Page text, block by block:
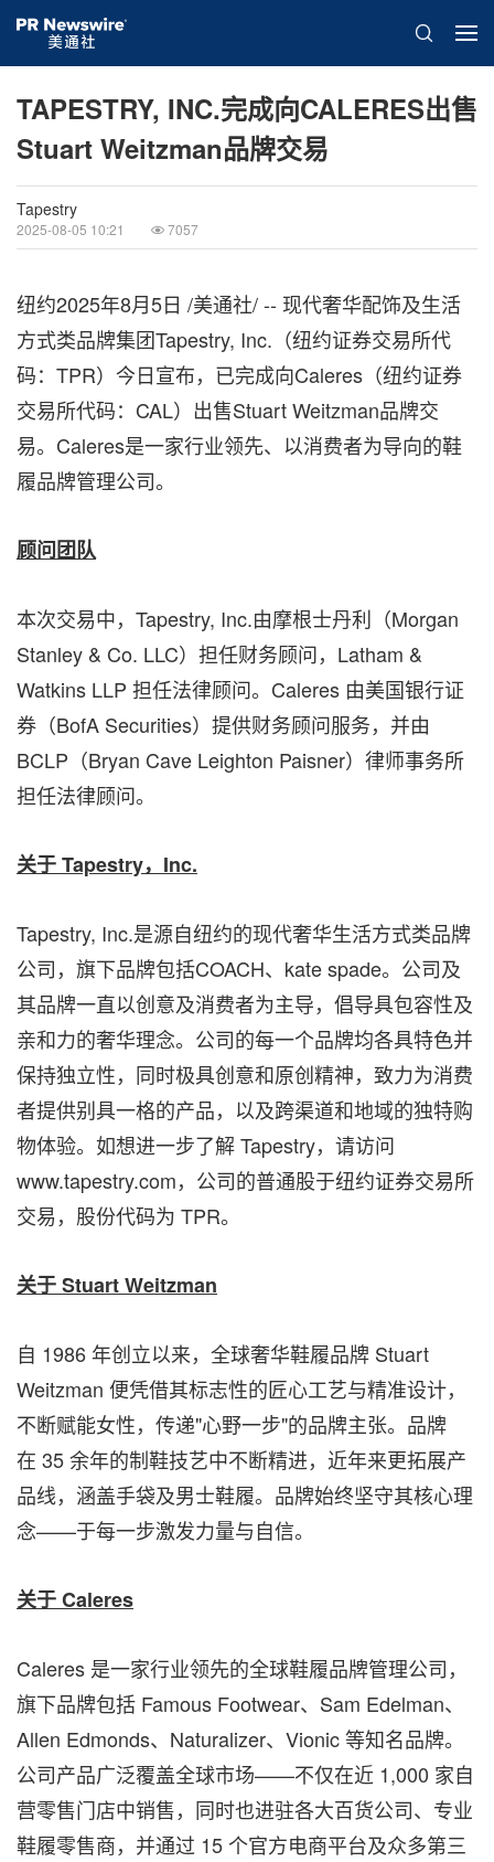
TAPESTRY, INC.完成向CALERES出售
Stuart Weitzman品牌交易
Tapestry
2025-08-05 10:21 7057
纽约2025年8月5日 /美通社/ -- 现代奢华配饰及生活
方式类品牌集团Tapestry, Inc.（纽约证券交易所代
码：TPR）今日宣布，已完成向Caleres（纽约证券
交易所代码：CAL）出售Stuart Weitzman品牌交
易。Caleres是一家行业领先、以消费者为导向的鞋
履品牌管理公司。
顾问团队
本次交易中，Tapestry, Inc.由摩根士丹利（Morgan
Stanley & Co. LLC）担任财务顾问，Latham &
Watkins LLP 担任法律顾问。Caleres 由美国银行证
券（BofA Securities）提供财务顾问服务，并由
BCLP（Bryan Cave Leighton Paisner）律师事务所
担任法律顾问。
关于Tapestry， Inc.
Tapestry, Inc.是源自纽约的现代奢华生活方式类品牌
公司，旗下品牌包括COACH、kate spade。公司及
其品牌一直以创意及消费者为主导，倡导具包容性及
亲和力的奢华理念。公司的每一个品牌均各具特色并
保持独立性，同时极具创意和原创精神，致力为消费
者提供别具一格的产品，以及跨渠道和地域的独特购
物体验。如想进一步了解 Tapestry，请访问
www.tapestry.com，公司的普通股于纽约证券交易所
交易，股份代码为 TPR。
关于Stuart Weitzman
自 1986 年创立以来，全球奢华鞋履品牌 Stuart
Weitzman 便凭借其标志性的匠心工艺与精准设计，
不断赋能女性，传递"心野一步"的品牌主张。品牌
在 35 余年的制鞋技艺中不断精进，近年来更拓展产
品线，涵盖手袋及男士鞋履。品牌始终坚守其核心理
念——于每一步激发力量与自信。
关于Caleres
Caleres 是一家行业领先的全球鞋履品牌管理公司，
旗下品牌包括 Famous Footwear、Sam Edelman、
Allen Edmonds、Naturalizer、Vionic 等知名品牌。
公司产品广泛覆盖全球市场——不仅在近 1,000 家自
营零售门店中销售，同时也进驻各大百货公司、专业
鞋履零售商，并通过 15 个官方电商平台及众多第三